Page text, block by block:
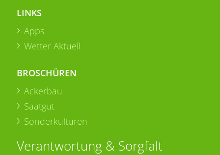
LINKS
Apps
Wetter Aktuell
BROSCHÜREN
Ackerbau
Saatgut
Sonderkulturen
Verantwortung & Sorgfalt